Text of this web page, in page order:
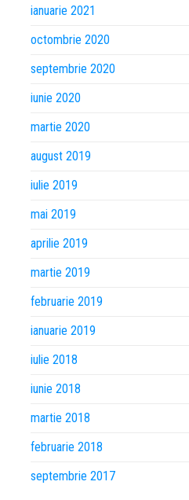
ianuarie 2021
octombrie 2020
septembrie 2020
iunie 2020
martie 2020
august 2019
iulie 2019
mai 2019
aprilie 2019
martie 2019
februarie 2019
ianuarie 2019
iulie 2018
iunie 2018
martie 2018
februarie 2018
septembrie 2017